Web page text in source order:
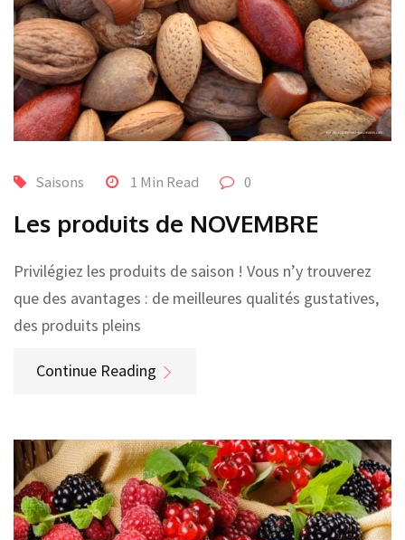
Saisons 1 Min Read 0
Les produits de NOVEMBRE
Privilégiez les produits de saison ! Vous n’y trouverez
que des avantages : de meilleures qualités gustatives,
des produits pleins
Continue Reading